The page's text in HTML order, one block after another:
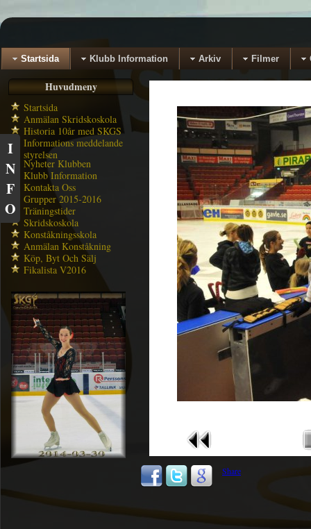
Startsida Klubb Information Arkiv Filmer
Huvudmeny
Startsida
Anmälan Skridskoskola
Historia 10år med SKGS
Informations meddelande
styrelsen
Nyheter Klubben
Klubb Information
Kontakta Oss
Grupper 2015-2016
Träningstider
Skridskoskola
Konståkningsskola
Anmälan Konståkning
Köp, Byt Och Sälj
Fikalista V2016
Share
I
N
F
O